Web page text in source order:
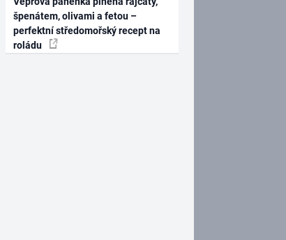
špenátem, olivami a fetou –
perfektní středomořský recept na
roládu